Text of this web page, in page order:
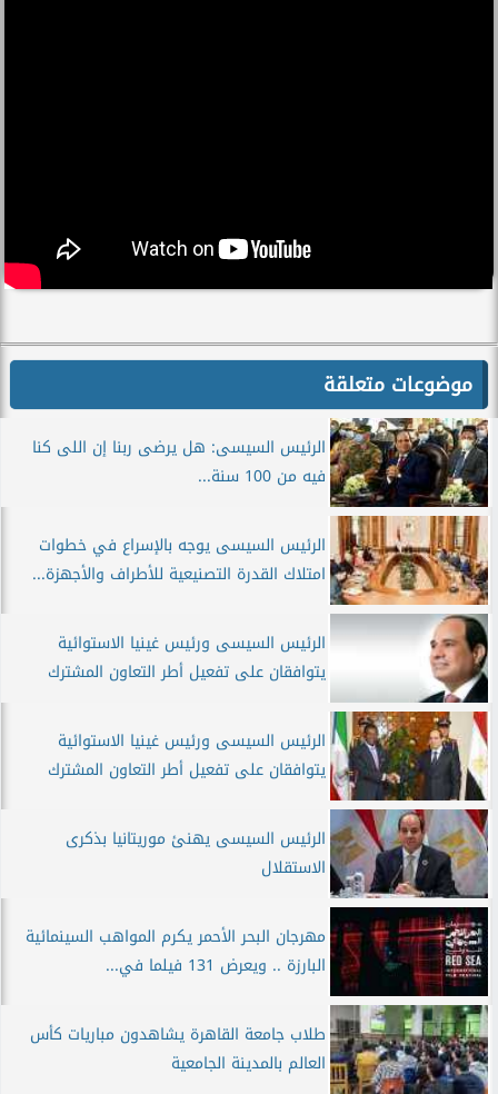
موضوعات متعلقة
الرئيس السيسى: هل يرضى ربنا إن اللى كنا
فيه من 100 سنة...
الرئيس السيسى يوجه بالإسراع في خطوات
امتلاك القدرة التصنيعية للأطراف والأجهزة...
الرئيس السيسى ورئيس غينيا الاستوائية
يتوافقان على تفعيل أطر التعاون المشترك
الرئيس السيسى ورئيس غينيا الاستوائية
يتوافقان على تفعيل أطر التعاون المشترك
الرئيس السيسى يهنئ موريتانيا بذكرى
الاستقلال
مهرجان البحر الأحمر يكرم المواهب السينمائية
البارزة .. ويعرض 131 فيلما في...
طلاب جامعة القاهرة يشاهدون مباريات كأس
العالم بالمدينة الجامعية